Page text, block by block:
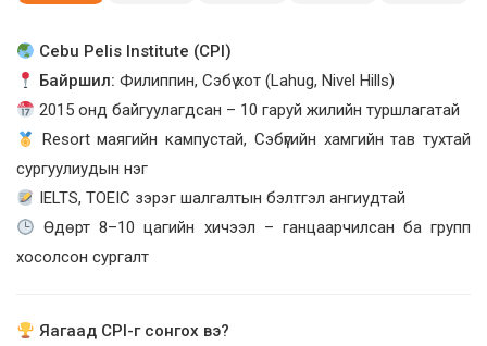
Cebu Pelis Institute (CPI)
Байршил: Филиппин, Сэбү хот (Lahug, Nivel Hills)
2015 онд байгуулагдсан – 10 гаруй жилийн туршлагатай
Resort маягийн кампустай, Сэбүгийн хамгийн тав тухтай
сургуулиудын нэг
IELTS, TOEIC зэрэг шалгалтын бэлтгэл ангиудтай
Өдөрт 8–10 цагийн хичээл – ганцаарчилсан ба групп
хосолсон сургалт
Яагаад CPI-г сонгох вэ?